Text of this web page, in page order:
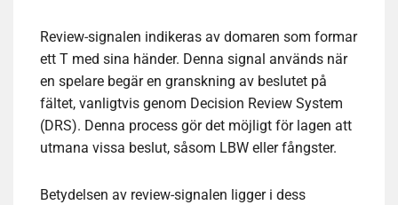
Review-signalen indikeras av domaren som formar
ett T med sina händer. Denna signal används när
en spelare begär en granskning av beslutet på
fältet, vanligtvis genom Decision Review System
(DRS). Denna process gör det möjligt för lagen att
utmana vissa beslut, såsom LBW eller fångster.
Betydelsen av review-signalen ligger i dess